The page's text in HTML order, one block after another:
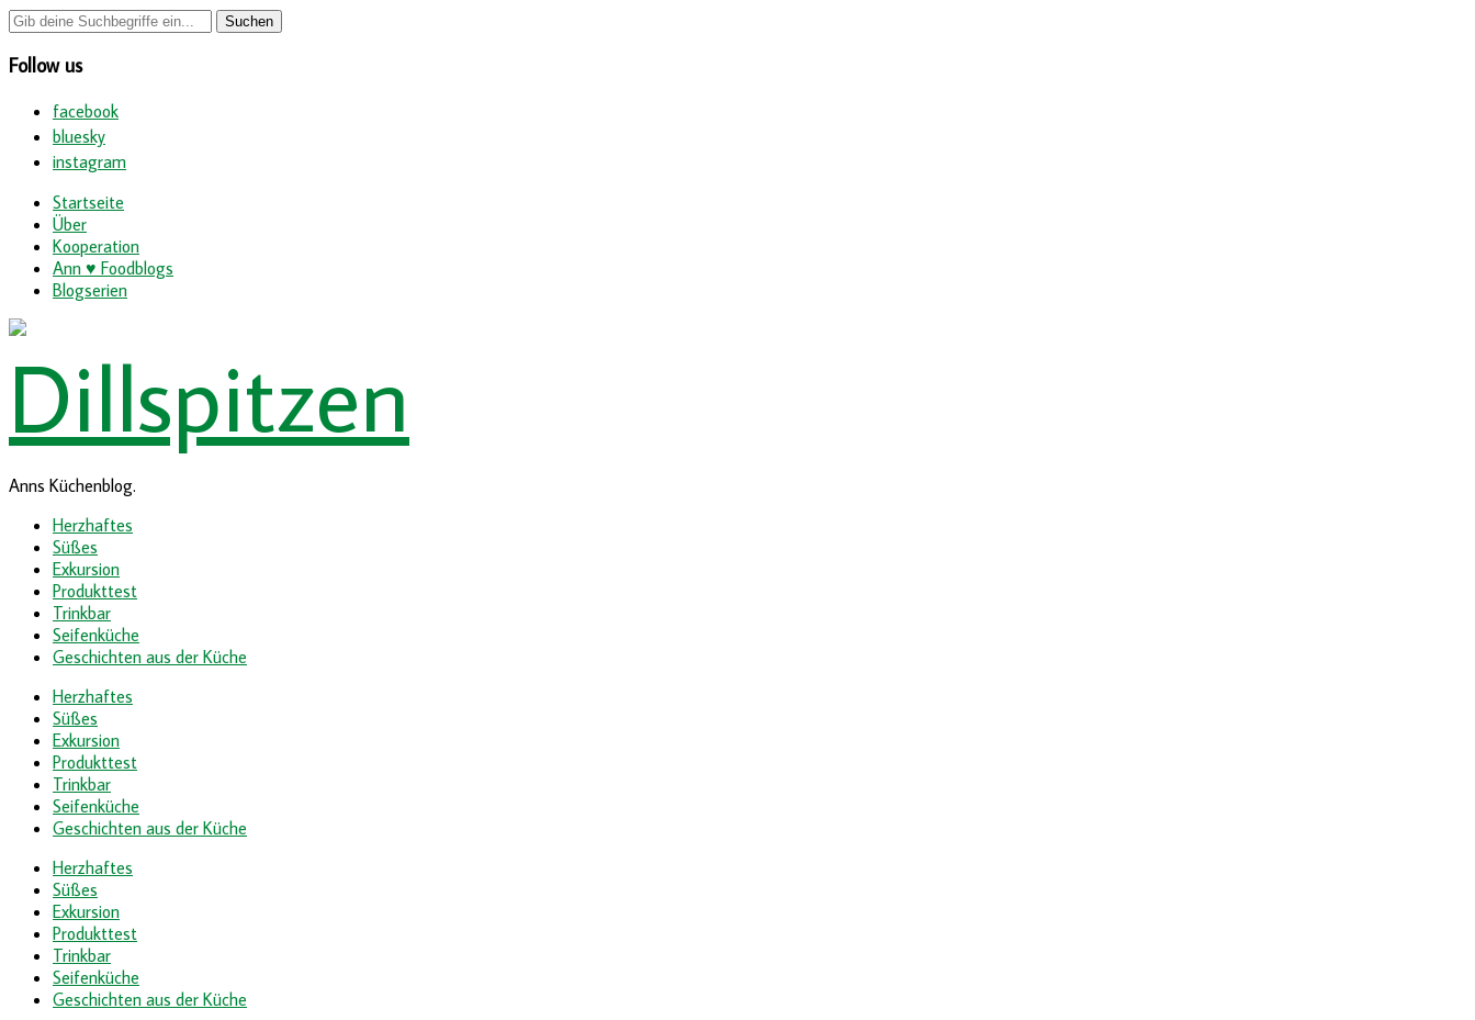
Follow us
facebook
bluesky
instagram
Startseite
Über
Kooperation
Ann ♥ Foodblogs
Blogserien
Anns Küchenblog.
Herzhaftes
Süßes
Exkursion
Produkttest
Trinkbar
Seifenküche
Geschichten aus der Küche
Herzhaftes
Süßes
Exkursion
Produkttest
Trinkbar
Seifenküche
Geschichten aus der Küche
Herzhaftes
Süßes
Exkursion
Produkttest
Trinkbar
Seifenküche
Geschichten aus der Küche